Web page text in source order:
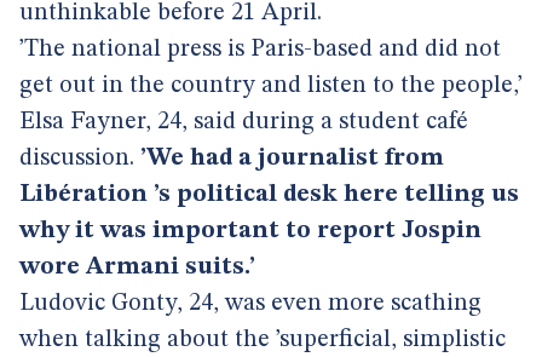
unthinkable before 21 April.
’The national press is Paris-based and did not
get out in the country and listen to the people,’
Elsa Fayner, 24, said during a student café
discussion. ’We had a journalist from
Libération ’s political desk here telling us
why it was important to report Jospin
wore Armani suits.’
Ludovic Gonty, 24, was even more scathing
when talking about the ’superficial, simplistic